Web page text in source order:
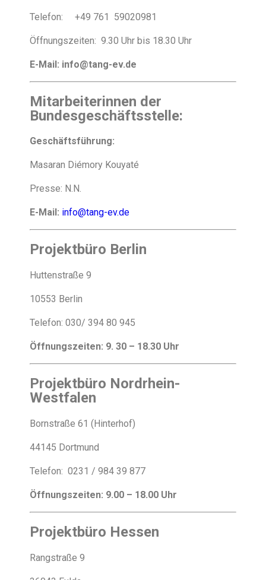
Telefon: +49 761 59020981
Öffnungszeiten: 9.30 Uhr bis 18.30 Uhr
E-Mail: info@tang-ev.de
Mitarbeiterinnen der
Bundesgeschäftsstelle:
Geschäftsführung:
Masaran Diémory Kouyaté
Presse: N.N.
E-Mail: info@tang-ev.de
Projektbüro Berlin
Huttenstraße 9
10553 Berlin
Telefon: 030/ 394 80 945
Öffnungszeiten: 9. 30 – 18.30 Uhr
Projektbüro Nordrhein-
Westfalen
Bornstraße 61 (Hinterhof)
44145 Dortmund
Telefon: 0231 / 984 39 877
Öffnungszeiten: 9.00 – 18.00 Uhr
Projektbüro Hessen
Rangstraße 9